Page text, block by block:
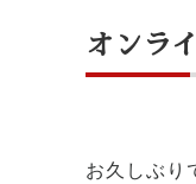
オンラ
お久しぶり